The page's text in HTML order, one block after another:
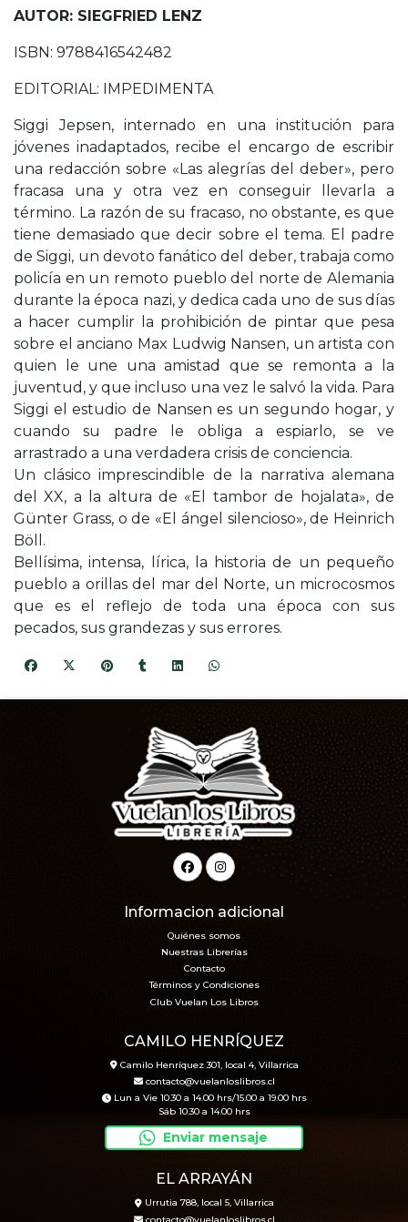
AUTOR: SIEGFRIED LENZ
ISBN: 9788416542482
EDITORIAL: IMPEDIMENTA
Siggi Jepsen, internado en una institución para
jóvenes inadaptados, recibe el encargo de escribir
una redacción sobre «Las alegrías del deber», pero
fracasa una y otra vez en conseguir llevarla a
término. La razón de su fracaso, no obstante, es que
tiene demasiado que decir sobre el tema. El padre
de Siggi, un devoto fanático del deber, trabaja como
policía en un remoto pueblo del norte de Alemania
durante la época nazi, y dedica cada uno de sus días
a hacer cumplir la prohibición de pintar que pesa
sobre el anciano Max Ludwig Nansen, un artista con
quien le une una amistad que se remonta a la
juventud, y que incluso una vez le salvó la vida. Para
Siggi el estudio de Nansen es un segundo hogar, y
cuando su padre le obliga a espiarlo, se ve
arrastrado a una verdadera crisis de conciencia.
Un clásico imprescindible de la narrativa alemana
del XX, a la altura de «El tambor de hojalata», de
Günter Grass, o de «El ángel silencioso», de Heinrich
Böll.
Bellísima, intensa, lírica, la historia de un pequeño
pueblo a orillas del mar del Norte, un microcosmos
que es el reflejo de toda una época con sus
pecados, sus grandezas y sus errores.
Informacion adicional
Quiénes somos
Nuestras Librerías
Contacto
Términos y Condiciones
Club Vuelan Los Libros
CAMILO HENRÍQUEZ
Camilo Henríquez 301, local 4, Villarrica
contacto@vuelanloslibros.cl
Lun a Vie 10.30 a 14.00 hrs/15.00 a 19.00 hrs
Sáb 10.30 a 14.00 hrs
Enviar mensaje
EL ARRAYÁN
Urrutia 788, local 5, Villarrica